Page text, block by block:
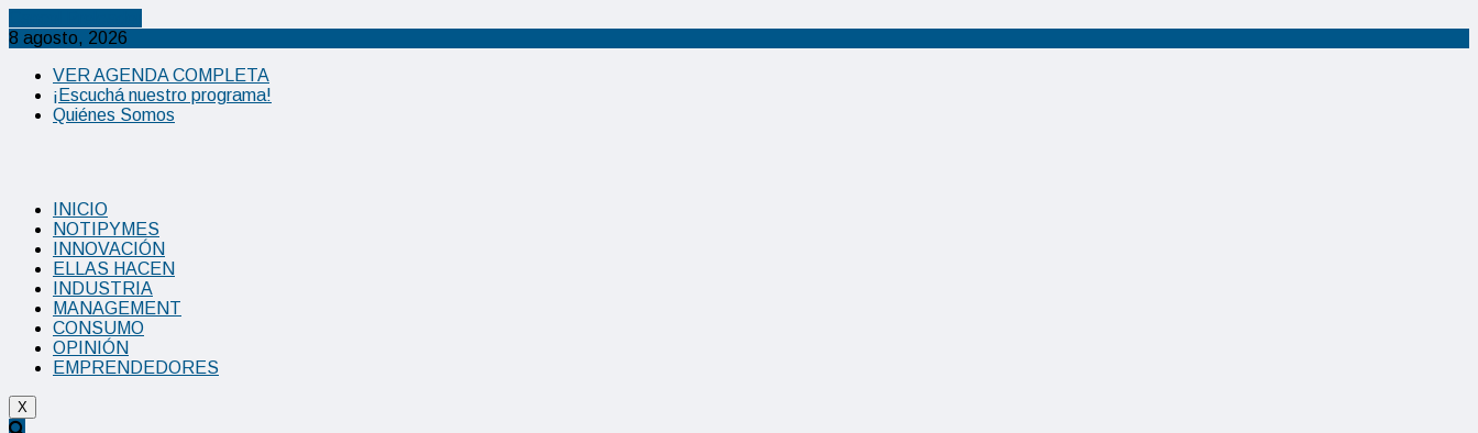
8 agosto, 2026
VER AGENDA COMPLETA
¡Escuchá nuestro programa!
Quiénes Somos
INICIO
NOTIPYMES
INNOVACIÓN
ELLAS HACEN
INDUSTRIA
MANAGEMENT
CONSUMO
OPINIÓN
EMPRENDEDORES
X